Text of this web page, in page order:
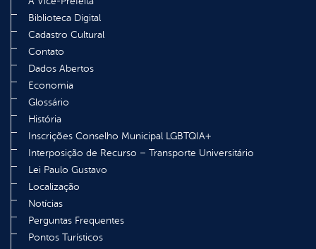
Biblioteca Digital
Cadastro Cultural
Contato
Dados Abertos
Economia
Glossário
História
Inscrições Conselho Municipal LGBTQIA+
Interposição de Recurso – Transporte Universitário
Lei Paulo Gustavo
Localização
Notícias
Perguntas Frequentes
Pontos Turísticos